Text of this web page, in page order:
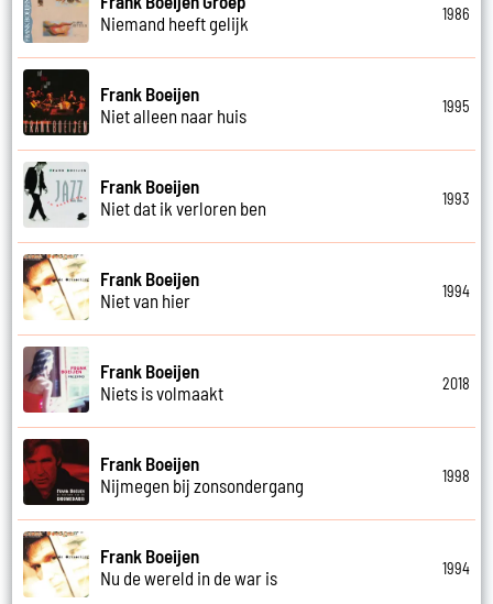
Niemand heeft gelijk
1986
Frank Boeijen
Niet alleen naar huis
1995
Frank Boeijen
Niet dat ik verloren ben
1993
Frank Boeijen
Niet van hier
1994
Frank Boeijen
Niets is volmaakt
2018
Frank Boeijen
Nijmegen bij zonsondergang
1998
Frank Boeijen
Nu de wereld in de war is
1994